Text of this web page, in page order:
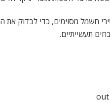
מסוימים, כדי לבדוק את
תעשייתיים.